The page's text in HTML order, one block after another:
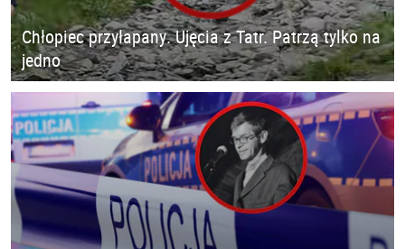
Chłopiec przyłapany. Ujęcia z Tatr. Patrzą tylko na
jedno